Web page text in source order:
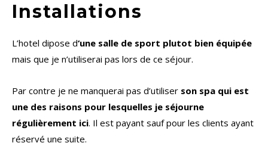
Installations
L’hotel dipose d‘une salle de sport plutot bien équipée
mais que je n’utiliserai pas lors de ce séjour.
Par contre je ne manquerai pas d’utiliser son spa qui est
une des raisons pour lesquelles je séjourne
régulièrement ici. Il est payant sauf pour les clients ayant
réservé une suite.